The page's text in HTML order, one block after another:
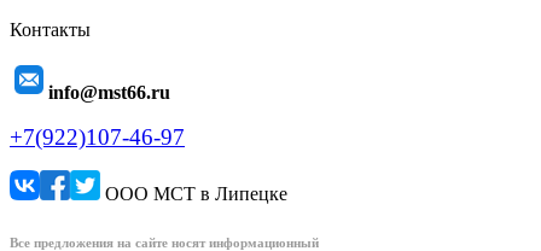
Контакты
info@mst66.ru
+7(922)107-46-97
ООО МСТ в Липецке
Все предложения на сайте носят информационный